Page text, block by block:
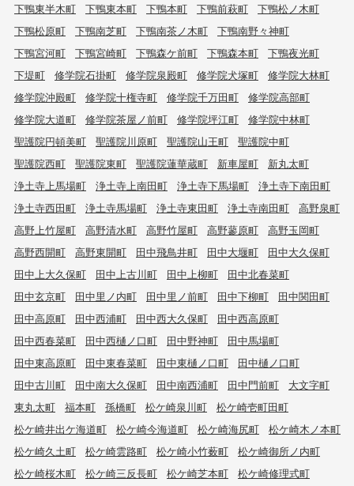
下鴨東半木町
下鴨東本町 下鴨本町 下鴨前萩町
下鴨松ノ木町
下鴨松原町
下鴨南芝町 下鴨南茶ノ木町
下鴨南野々神町
下鴨宮河町
下鴨宮崎町 下鴨森ケ前町 下鴨森本町
下鴨夜光町
下堤町
修学院石掛町 修学院泉殿町 修学院犬塚町
修学院大林町
修学院沖殿町
修学院十権寺町 修学院千万田町
修学院高部町
修学院大道町
修学院茶屋ノ前町 修学院坪江町
修学院中林町
聖護院円頓美町
聖護院川原町 聖護院山王町
聖護院中町
聖護院西町
聖護院東町 聖護院蓮華蔵町 新車屋町
新丸太町
浄土寺上馬場町
浄土寺上南田町 浄土寺下馬場町
浄土寺下南田町
浄土寺西田町
浄土寺馬場町 浄土寺東田町 浄土寺南田町
高野泉町
高野上竹屋町
高野清水町 高野竹屋町 高野蓼原町
高野玉岡町
高野西開町
高野東開町 田中飛鳥井町 田中大堰町
田中大久保町
田中上大久保町
田中上古川町 田中上柳町
田中北春菜町
田中玄京町
田中里ノ内町 田中里ノ前町 田中下柳町
田中関田町
田中高原町
田中西浦町 田中西大久保町
田中西高原町
田中西春菜町
田中西樋ノ口町 田中野神町
田中馬場町
田中東高原町
田中東春菜町 田中東樋ノ口町
田中樋ノ口町
田中古川町
田中南大久保町 田中南西浦町 田中門前町
大文字町
東丸太町
福本町 孫橋町 松ケ崎泉川町
松ケ崎壱町田町
松ケ崎井出ケ海道町
松ケ崎今海道町 松ケ崎海尻町
松ケ崎木ノ本町
松ケ崎久土町
松ケ崎雲路町 松ケ崎小竹薮町
松ケ崎御所ノ内町
松ケ崎桜木町
松ケ崎三反長町 松ケ崎芝本町
松ケ崎修理式町